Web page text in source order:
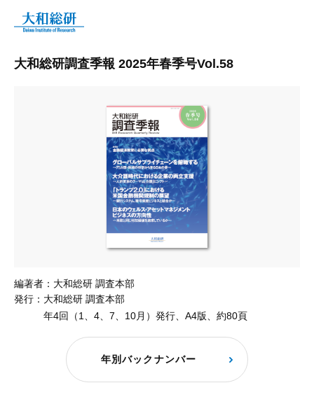
大和総研調査季報 2025年春季号Vol.58
編著者： 大和総研 調査本部
発行： 大和総研 調査本部
年4回（1、4、7、10月）発行、A4版、約80頁
年別バックナンバー